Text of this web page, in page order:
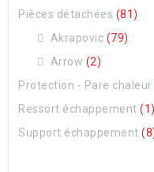
Pièces détachées (81)
Akrapovic (79)
Arrow (2)
Protection - Pare chaleur
Ressort échappement (1)
Support échappement